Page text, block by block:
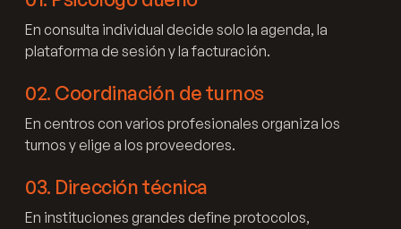
En consulta individual decide solo la agenda, la
plataforma de sesión y la facturación.
02. Coordinación de turnos
En centros con varios profesionales organiza los
turnos y elige a los proveedores.
03. Dirección técnica
En instituciones grandes define protocolos,